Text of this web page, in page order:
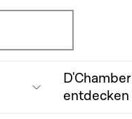
D'Chamber
entdecken